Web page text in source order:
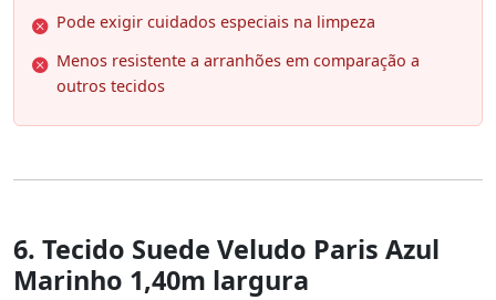
Pode exigir cuidados especiais na limpeza
Menos resistente a arranhões em comparação a
outros tecidos
6. Tecido Suede Veludo Paris Azul
Marinho 1,40m largura